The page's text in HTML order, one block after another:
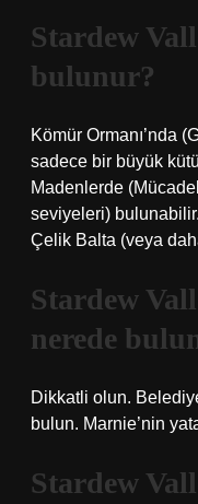
Stardew
bulunur?
Kömür Ormanı’nda
sadece bir büyük
Madenlerde
seviyeleri)
Çelik Balta (veya
Stardew
nerede
Dikkatli olun.
bulun. Marnie’nin
Stardew